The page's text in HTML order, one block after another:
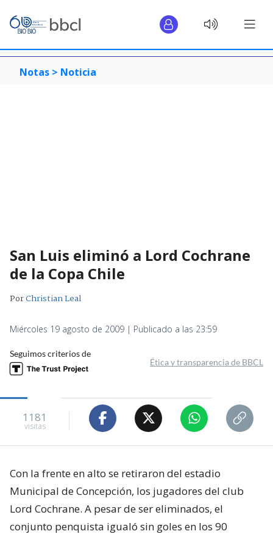
Notas > Noticia
San Luis eliminó a Lord Cochrane
de la Copa Chile
PorChristian Leal
Miércoles 19 agosto de 2009 | Publicado a las 23:59
Seguimos criterios de
Ética y transparencia de BBCL
1181
visitas
Con la frente en alto se retiraron del estadio
Municipal de Concepción, los jugadores del club
Lord Cochrane. A pesar de ser eliminados, el
conjunto penquista igualó sin goles en los 90